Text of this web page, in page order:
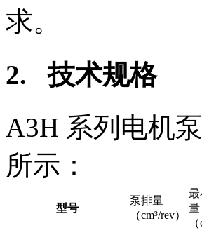
求。
2. 技术规格
A3H 系列电机
所示：
型号
泵排量
（cm³/rev）
最
量